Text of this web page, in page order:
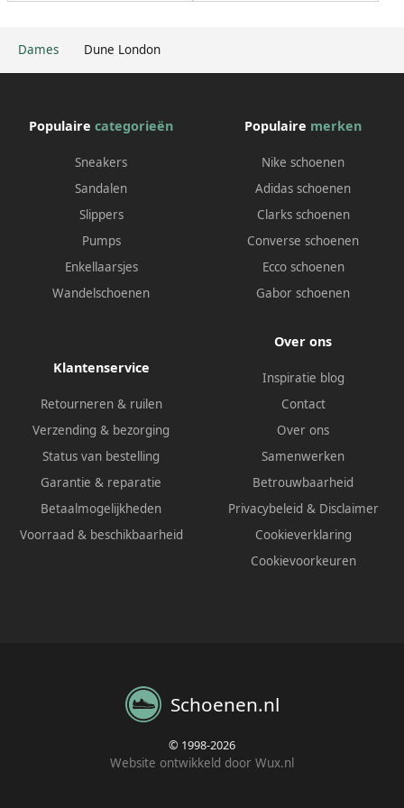
Dames Dune London
Populaire categorieën
Sneakers
Sandalen
Slippers
Pumps
Enkellaarsjes
Wandelschoenen
Populaire merken
Nike schoenen
Adidas schoenen
Clarks schoenen
Converse schoenen
Ecco schoenen
Gabor schoenen
Klantenservice
Retourneren & ruilen
Verzending & bezorging
Status van bestelling
Garantie & reparatie
Betaalmogelijkheden
Voorraad & beschikbaarheid
Over ons
Inspiratie blog
Contact
Over ons
Samenwerken
Betrouwbaarheid
Privacybeleid & Disclaimer
Cookieverklaring
Cookievoorkeuren
Schoenen.nl
© 1998-2026
Website ontwikkeld door Wux.nl